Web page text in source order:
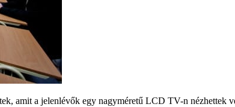
amit a jelenlévők egy nagyméretű LCD TV-n nézhettek